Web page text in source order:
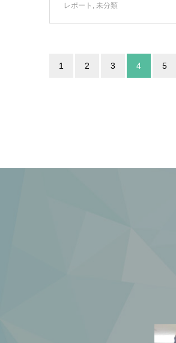
レポート 未分類
1 2 3 4 5